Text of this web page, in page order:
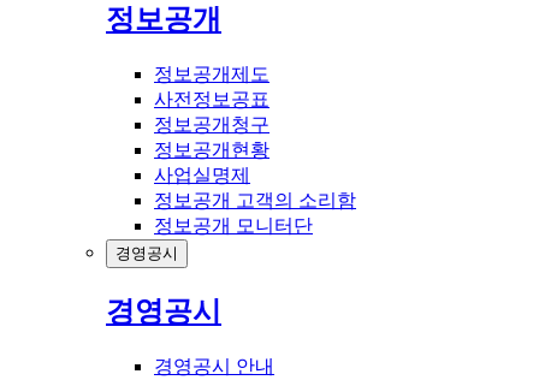
정보공개
정보공개제도
사전정보공표
정보공개청구
정보공개현황
사업실명제
정보공개 고객의 소리함
정보공개 모니터단
경영공시
경영공시
경영공시 안내